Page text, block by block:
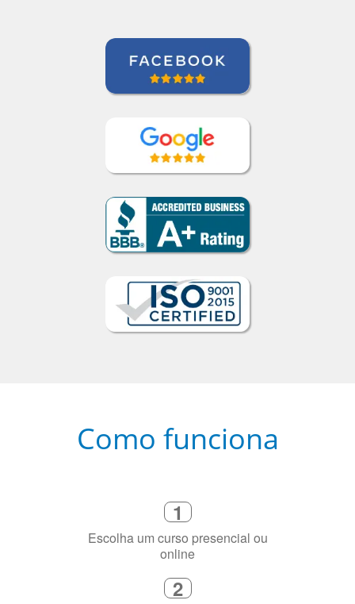
Como funciona
1
Escolha um curso presencial ou
online
2